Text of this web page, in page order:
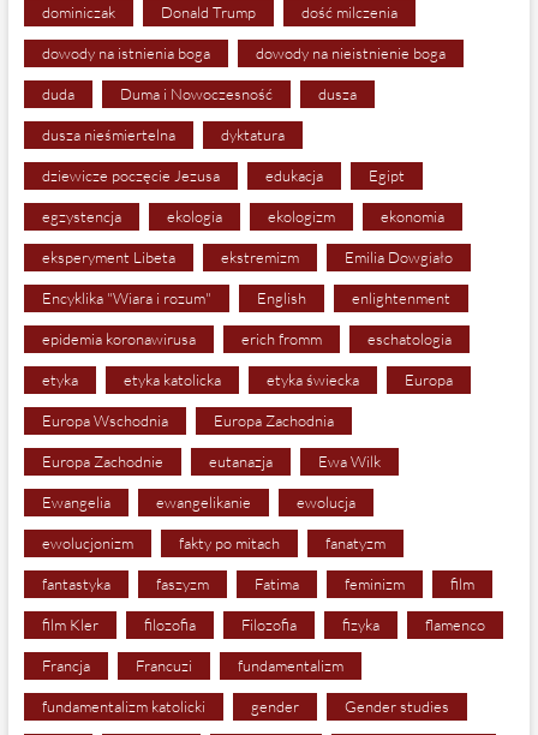
dominiczak Donald Trump dość milczenia
dowody na istnienia boga dowody na nieistnienie boga
duda Duma i Nowoczesność dusza
dusza nieśmiertelna dyktatura
dziewicze poczęcie Jezusa edukacja Egipt
egzystencja ekologia ekologizm ekonomia
eksperyment Libeta ekstremizm Emilia Dowgiało
Encyklika "Wiara i rozum" English enlightenment
epidemia koronawirusa erich fromm eschatologia
etyka etyka katolicka etyka świecka Europa
Europa Wschodnia Europa Zachodnia
Europa Zachodnie eutanazja Ewa Wilk
Ewangelia ewangelikanie ewolucja
ewolucjonizm fakty po mitach fanatyzm
fantastyka faszyzm Fatima feminizm film
film Kler filozofia Filozofia fizyka flamenco
Francja Francuzi fundamentalizm
fundamentalizm katolicki gender Gender studies